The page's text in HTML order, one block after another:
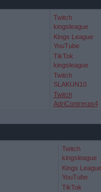
Twitch
kingsleague
Kings League
YouTube
TikTok
kingsleague
Twitch
SLAKUN10
Twitch
AdriContreras4
Twitch
kingsleague
Kings League
YouTube
TikTok